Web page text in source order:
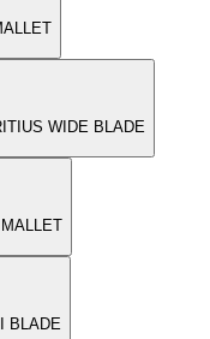
WIDE BLADE
BLADE